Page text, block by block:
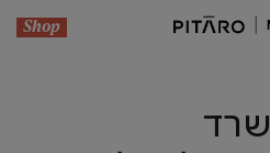
Shop